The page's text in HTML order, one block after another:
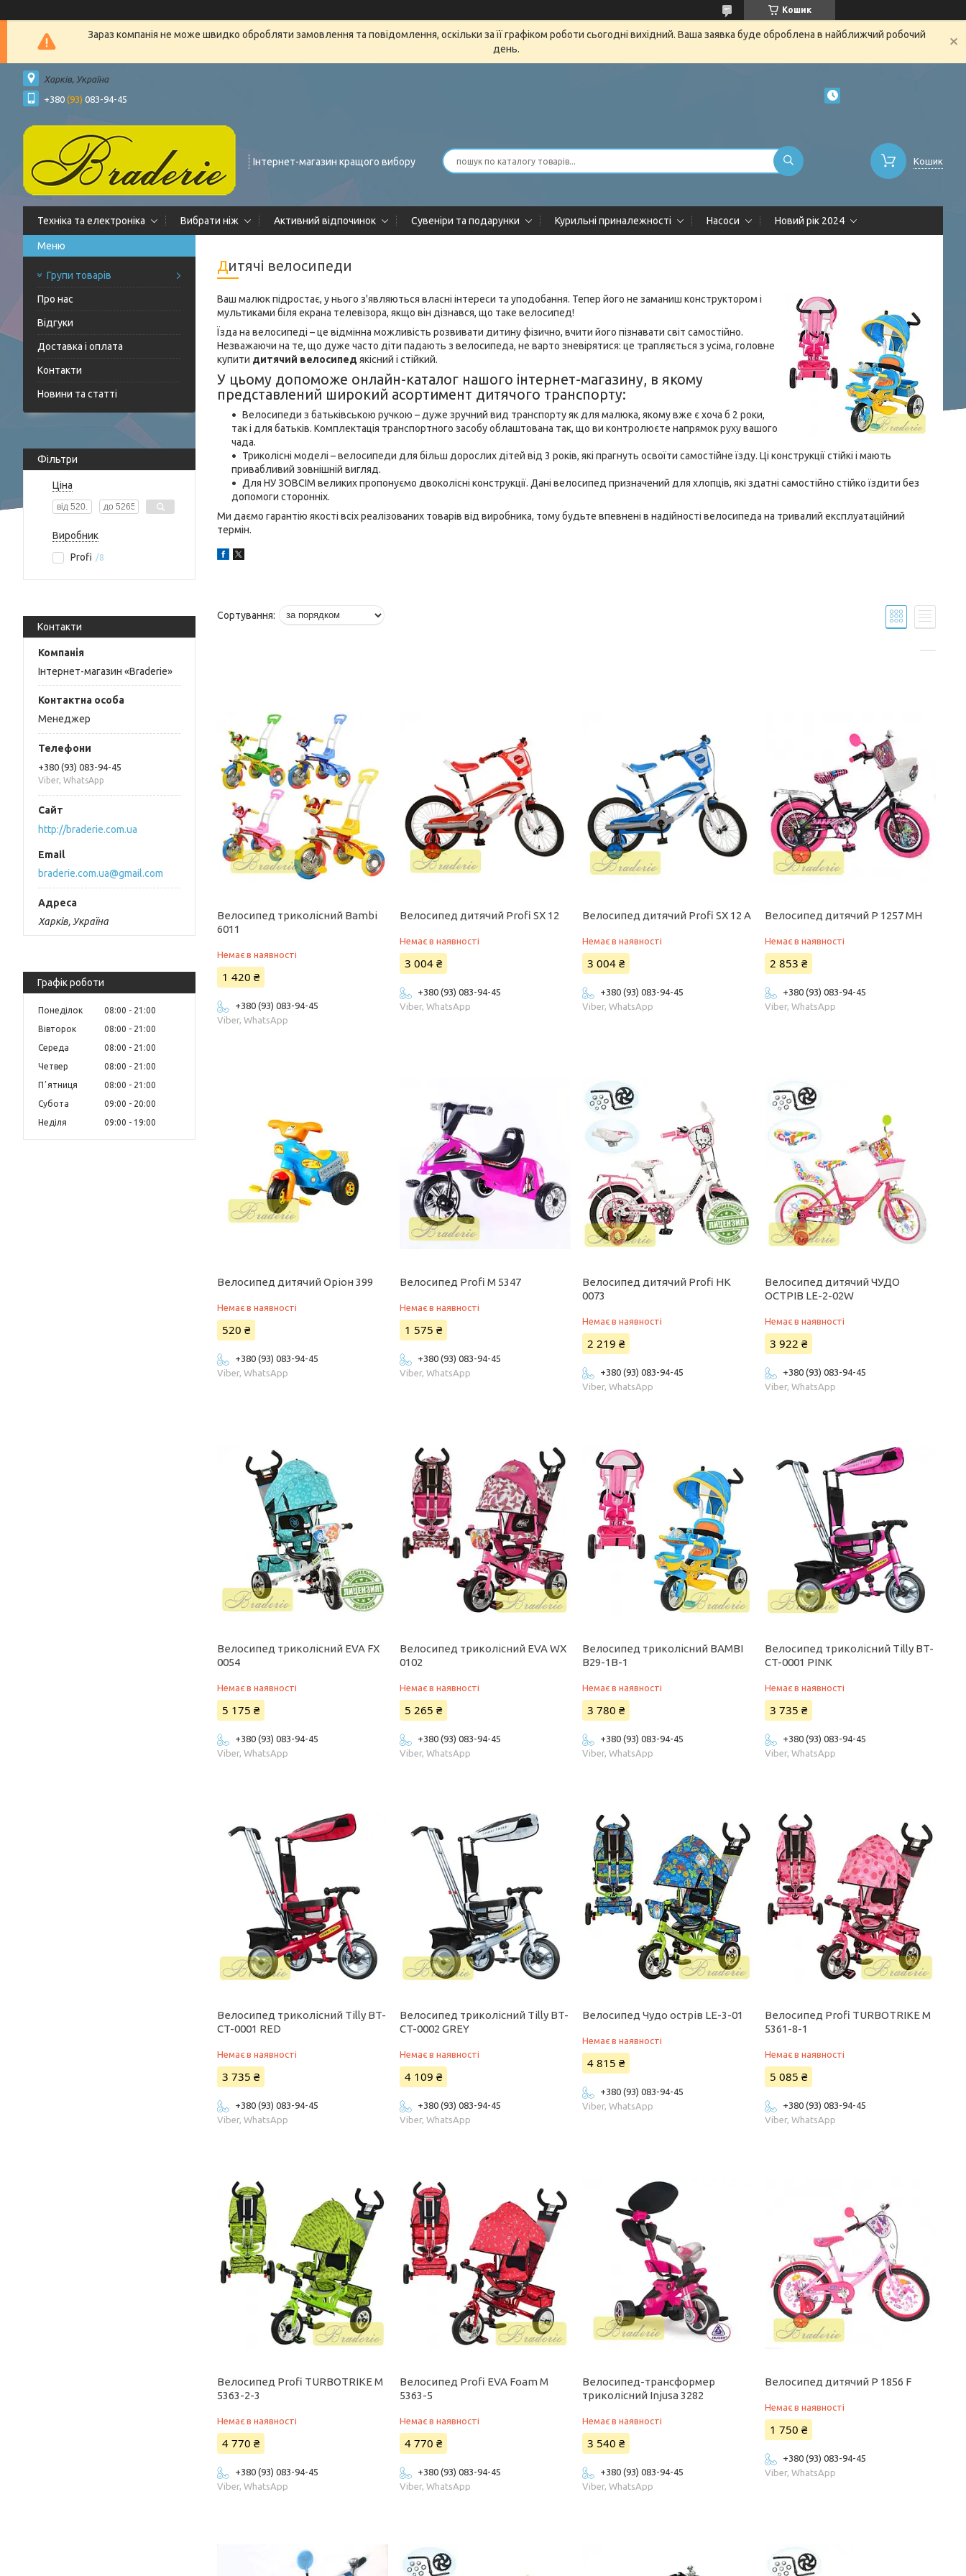
Кошик
Зараз компанія не може швидко обробляти замовлення та повідомлення, оскільки за її графіком роботи сьогодні вихідний. Ваша заявка буде оброблена в найближчий робочий
день.
Харків, Україна
+380 (93) 083-94-45
Інтернет-магазин кращого вибору Кошик
Техніка та електроніка Вибрати ніж Активний відпочинок Сувеніри та подарунки Курильні приналежності Насоси Новий рік 2024
Групи товарів
Про нас
Відгуки
Доставка і оплата
Контакти
Новини та статті
Фільтри
Ціна
Виробник
Profi
8
Контакти
Інтернет-магазин «Braderie»
Менеджер
+380 (93) 083-94-45
Viber, WhatsApp
http://braderie.com.ua
braderie.com.ua@gmail.com
Харків, Україна
Графік роботи
Понеділок 08:00
21:00
Вівторок
08:00
21:00
Середа
08:00
21:00
Четвер
08:00
21:00
Пʼятниця
08:00
21:00
Субота
09:00
20:00
Неділя
09:00 19:00
Дитячі велосипеди
Ваш малюк підростає, у нього з'являються власні інтереси та уподобання. Тепер його не заманиш конструктором і
мультиками біля екрана телевізора, якщо він дізнався, що таке велосипед!
Їзда на велосипеді – це відмінна можливість розвивати дитину фізично, вчити його пізнавати світ самостійно.
Незважаючи на те, що дуже часто діти падають з велосипеда, не варто зневірятися: це трапляється з усіма, головне
купити дитячий велосипед якісний і стійкий.
У цьому допоможе онлайн-каталог нашого інтернет-магазину, в якому
представлений широкий асортимент дитячого транспорту:
Велосипеди з батьківською ручкою – дуже зручний вид транспорту як для малюка, якому вже є хоча б 2 роки,
так і для батьків. Комплектація транспортного засобу облаштована так, що ви контролюєте напрямок руху вашого
чада.
Триколісні моделі – велосипеди для більш дорослих дітей від 3 років, які прагнуть освоїти самостійне їзду. Ці конструкції стійкі і мають
привабливий зовнішній вигляд.
Для НУ ЗОВСІМ великих пропонуємо двоколісні конструкції. Дані велосипед призначений для хлопців, які здатні самостійно стійко їздити без
допомоги сторонніх.
Ми даємо гарантію якості всіх реалізованих товарів від виробника, тому будьте впевнені в надійності велосипеда на тривалий експлуатаційний
термін.
Велосипед триколісний Bambi
6011
Немає в наявності
1 420 ₴
+380 (93) 083-94-45
Viber, WhatsApp
Велосипед дитячий Profi SX 12
Немає в наявності
3 004 ₴
+380 (93) 083-94-45
Viber, WhatsApp
Велосипед дитячий Profi SX 12 A
Немає в наявності
3 004 ₴
+380 (93) 083-94-45
Viber, WhatsApp
Велосипед дитячий P 1257 MH
Немає в наявності
2 853 ₴
+380 (93) 083-94-45
Viber, WhatsApp
Велосипед дитячий Оріон 399
Немає в наявності
520 ₴
+380 (93) 083-94-45
Viber, WhatsApp
Велосипед Profi M 5347
Немає в наявності
1 575 ₴
+380 (93) 083-94-45
Viber, WhatsApp
Велосипед дитячий Profi HK
0073
Немає в наявності
2 219 ₴
+380 (93) 083-94-45
Viber, WhatsApp
Велосипед дитячий ЧУДО
ОСТРІВ LE-2-02W
Немає в наявності
3 922 ₴
+380 (93) 083-94-45
Viber, WhatsApp
Велосипед триколісний EVA FX
0054
Немає в наявності
5 175 ₴
+380 (93) 083-94-45
Viber, WhatsApp
Велосипед триколісний EVA WX
0102
Немає в наявності
5 265 ₴
+380 (93) 083-94-45
Viber, WhatsApp
Велосипед триколісний BAMBI
B29-1B-1
Немає в наявності
3 780 ₴
+380 (93) 083-94-45
Viber, WhatsApp
Велосипед триколісний Tilly BT-
CT-0001 PINK
Немає в наявності
3 735 ₴
+380 (93) 083-94-45
Viber, WhatsApp
Велосипед триколісний Tilly BT-
CT-0001 RED
Немає в наявності
3 735 ₴
+380 (93) 083-94-45
Viber, WhatsApp
Велосипед триколісний Tilly BT-
CT-0002 GREY
Немає в наявності
4 109 ₴
+380 (93) 083-94-45
Viber, WhatsApp
Велосипед Чудо острів LE-3-01
Немає в наявності
4 815 ₴
+380 (93) 083-94-45
Viber, WhatsApp
Велосипед Profi TURBOTRIKE M
5361-8-1
Немає в наявності
5 085 ₴
+380 (93) 083-94-45
Viber, WhatsApp
Велосипед Profi TURBOTRIKE M
5363-2-3
Немає в наявності
4 770 ₴
+380 (93) 083-94-45
Viber, WhatsApp
Велосипед Profi EVA Foam M
5363-5
Немає в наявності
4 770 ₴
+380 (93) 083-94-45
Viber, WhatsApp
Велосипед-трансформер
триколісний Injusa 3282
Немає в наявності
3 540 ₴
+380 (93) 083-94-45
Viber, WhatsApp
Велосипед дитячий P 1856 F
Немає в наявності
1 750 ₴
+380 (93) 083-94-45
Viber, WhatsApp